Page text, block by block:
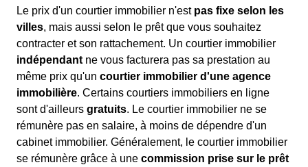
Le prix d'un courtier immobilier n'est pas fixe selon les
villes, mais aussi selon le prêt que vous souhaitez
contracter et son rattachement. Un courtier immobilier
indépendant ne vous facturera pas sa prestation au
même prix qu'un courtier immobilier d'une agence
immobilière. Certains courtiers immobiliers en ligne
sont d'ailleurs gratuits. Le courtier immobilier ne se
rémunère pas en salaire, à moins de dépendre d'un
cabinet immobilier. Généralement, le courtier immobilier
se rémunère grâce à une commission prise sur le prêt